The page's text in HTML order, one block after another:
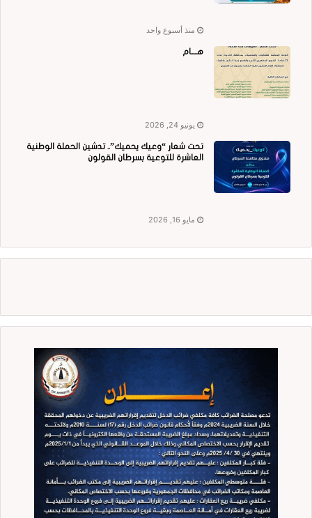
منذ أسبوع واحد
هــــام
يونيو 24, 2026
تحت شعار “وعيك يحميك”.. تدشين الحملة الوطنية
العاشرة للتوعية بسرطان القولون
مايو 16, 2026